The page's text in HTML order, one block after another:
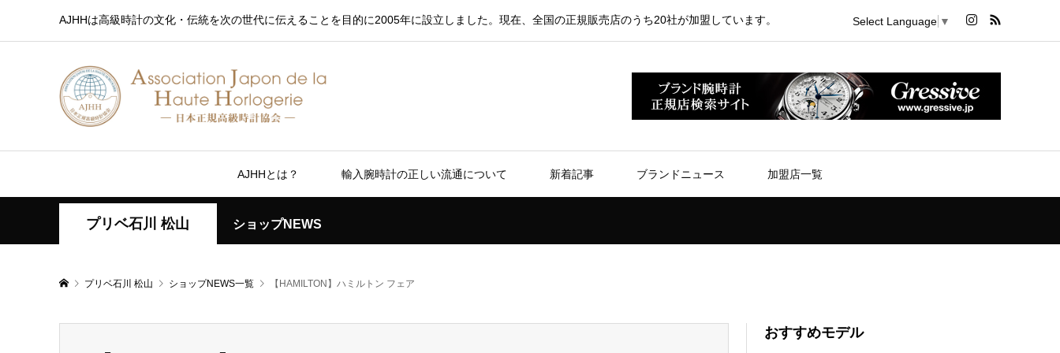
AJHHは高級時計の文化・伝統を次の世代に伝えることを目的に2005年に設立しました。現在、全国の正規販売店のうち20社が加盟しています。 Select Language ▼
AJHHとは？ 輸入腕時計の正しい流通について 新着記事 ブランドニュース 加盟店一覧
プリベ石川 松山 ショップNEWS
プリベ石川 松山 ショップNEWS一覧 【HAMILTON】ハミルトン フェア
おすすめモデル